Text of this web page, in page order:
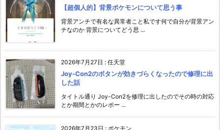
【超個人的】背景ポケモンについて思う事
背景アンチで有名な異常者こと私です何で自分が背景アン
チなのか 背景についてどう思 ...
2026年7月27日 : 任天堂
Joy-Con2のボタンが効きづらくなったので修理に出
した話
タイトル通り Joy-Con2を修理に出したのでその時の対応
とか期間とかのレポー ...
2026年7月23日 : ポケモン